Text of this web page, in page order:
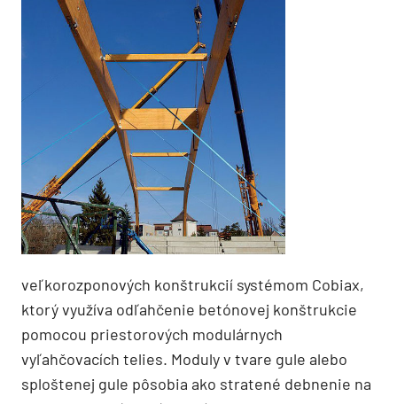
veľkorozponových konštrukcií systémom Cobiax,
ktorý využíva odľahčenie betónovej konštrukcie
pomocou priestorových modulárnych
vyľahčovacích telies. Moduly v tvare gule alebo
sploštenej gule pôsobia ako stratené debnenie na